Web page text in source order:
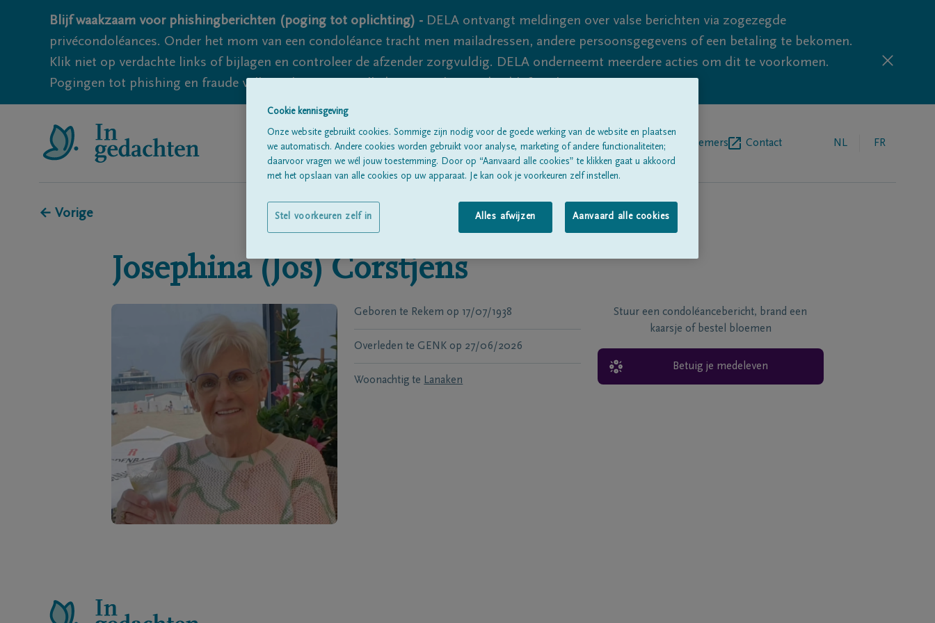
Blijf waakzaam voor phishingberichten (poging tot oplichting) - DELA ontvangt meldingen over valse berichten via zogezegde
privécondoléances. Onder het mom van een condoléance tracht men mailadressen, andere persoonsgegevens of een betaling te bekomen.
Klik niet op verdachte links of bijlagen en controleer de afzender zorgvuldig. DELA onderneemt meerdere acties om dit te voorkomen.
Pogingen tot phishing en fraude vallen echter nooit volledig uit te sluiten, dus blijf waakzaam.
Alle rouwberichtenOver onsBegrafenisondernemers Contact NL FR
← Vorige
Josephina (Jos) Corstjens
Geboren te Rekem op 17/07/1938
Overleden te GENK op 27/06/2026
Woonachtig te Lanaken
Stuur een condoléancebericht, brand een
kaarsje of bestel bloemen
Betuig je medeleven
Cookie kennisgeving
Onze website gebruikt cookies. Sommige zijn nodig voor de goede werking van de website en plaatsen
we automatisch. Andere cookies worden gebruikt voor analyse, marketing of andere functionaliteiten;
daarvoor vragen we wél jouw toestemming. Door op “Aanvaard alle cookies” te klikken gaat u akkoord
met het opslaan van alle cookies op uw apparaat. Je kan ook je voorkeuren zelf instellen.
Alles afwijzen Aanvaard alle cookies
Stel voorkeuren zelf in